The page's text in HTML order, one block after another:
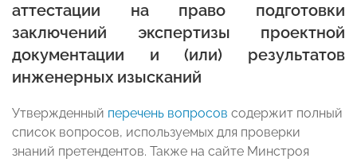
аттестации на право подготовки
заключений экспертизы проектной
документации и (или) результатов
инженерных изысканий
Утвержденный перечень вопросов содержит полный
список вопросов, используемых для проверки
знаний претендентов. Также на сайте Минстроя